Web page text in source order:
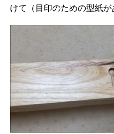
けて（目印のための型紙が